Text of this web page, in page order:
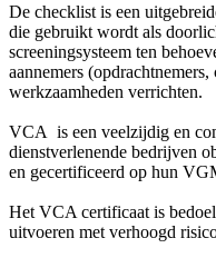
De checklist is een
die gebruikt wordt als
screeningsysteem ten
aannemers
werkzaamheden verrichten.
VCA is een veelzijdig en
dienstverlenende bedrijven
en gecertificeerd op hun
Het VCA certificaat is
uitvoeren met verhoogd